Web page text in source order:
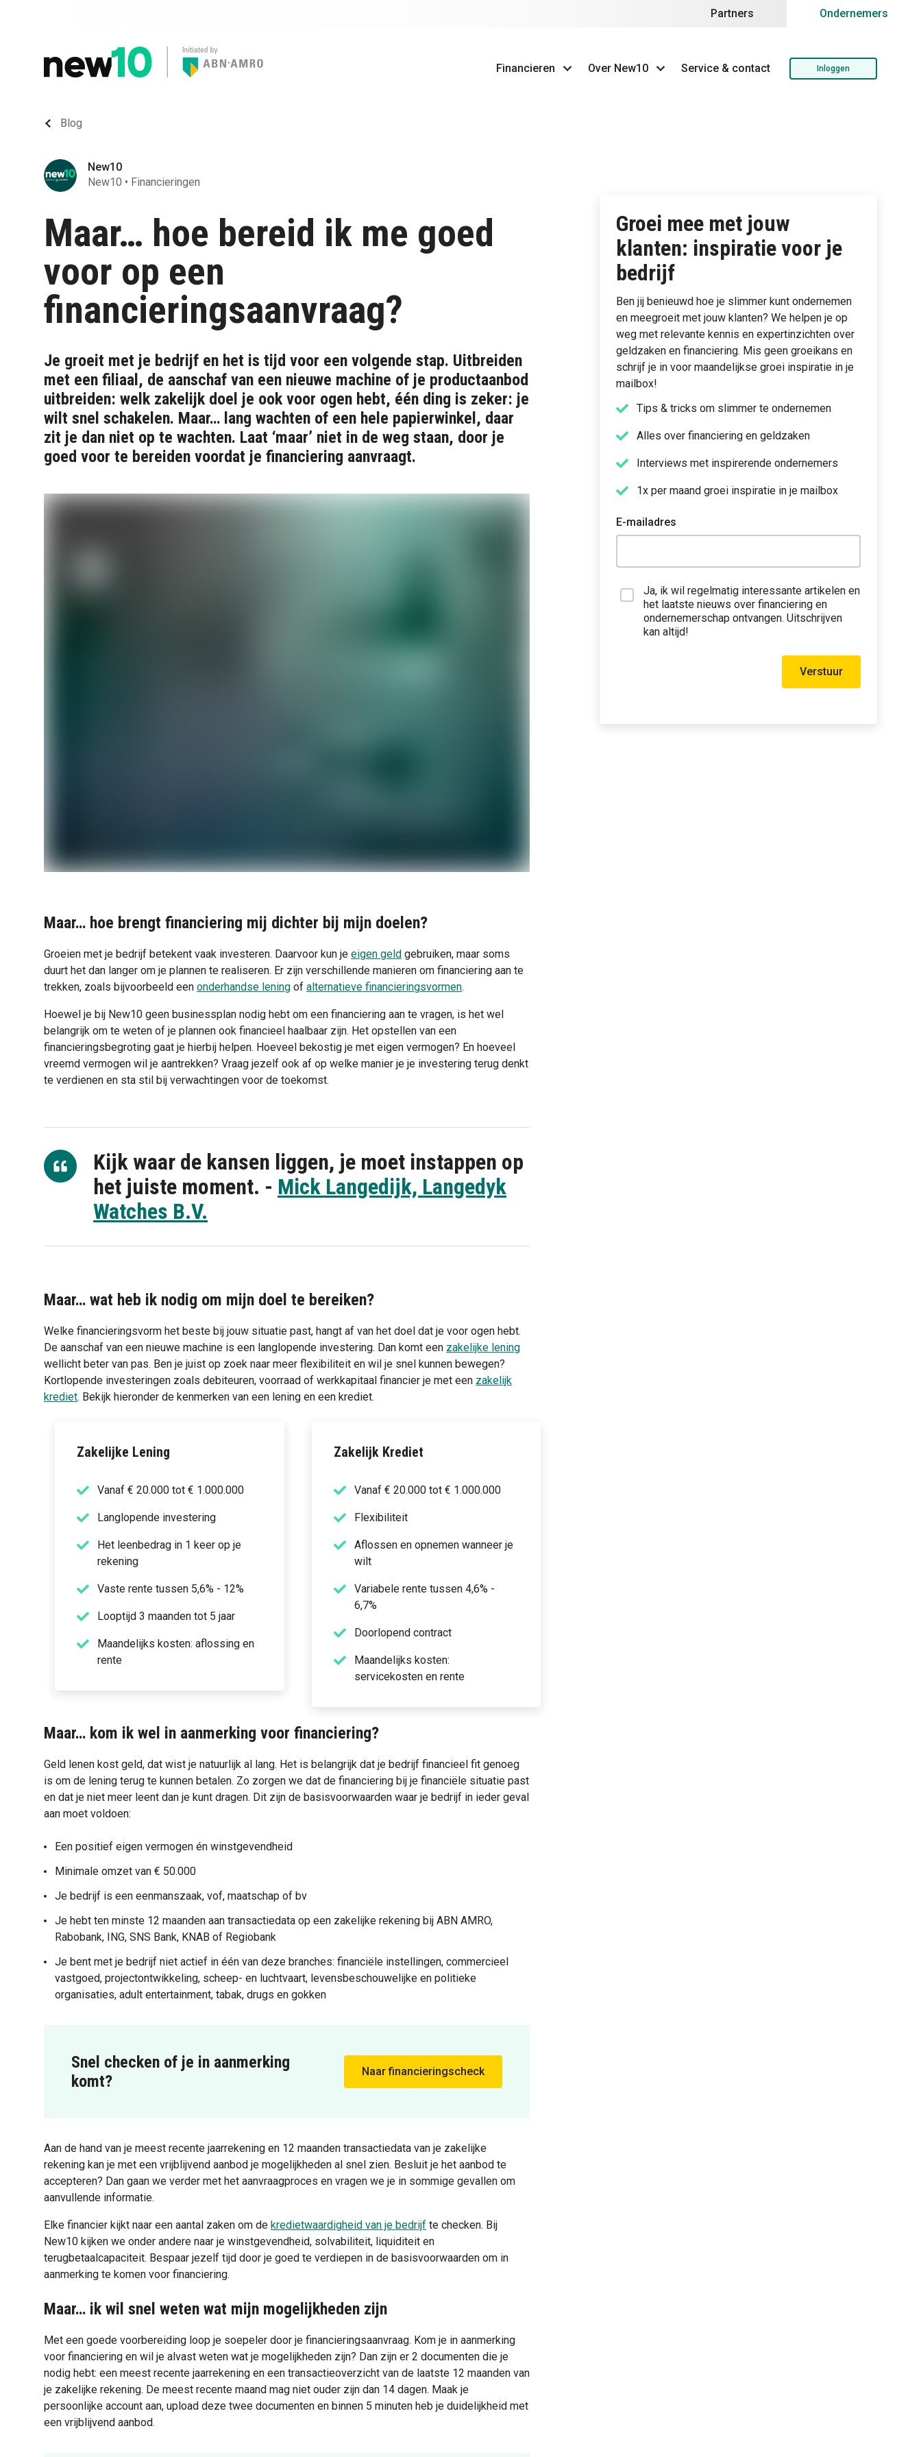
Partners Ondernemers
Financieren Over New10 Service & contact Inloggen
Blog
New10
New10 • Financieringen
Maar… hoe bereid ik me goed
voor op een
financieringsaanvraag?
Je groeit met je bedrijf en het is tijd voor een volgende stap. Uitbreiden
met een filiaal, de aanschaf van een nieuwe machine of je productaanbod
uitbreiden: welk zakelijk doel je ook voor ogen hebt, één ding is zeker: je
wilt snel schakelen. Maar… lang wachten of een hele papierwinkel, daar
zit je dan niet op te wachten. Laat ‘maar’ niet in de weg staan, door je
goed voor te bereiden voordat je financiering aanvraagt.
Maar… hoe brengt financiering mij dichter bij mijn doelen?
Groeien met je bedrijf betekent vaak investeren. Daarvoor kun je eigen geld gebruiken, maar soms
duurt het dan langer om je plannen te realiseren. Er zijn verschillende manieren om financiering aan te
trekken, zoals bijvoorbeeld een onderhandse lening of alternatieve financieringsvormen.
Hoewel je bij New10 geen businessplan nodig hebt om een financiering aan te vragen, is het wel
belangrijk om te weten of je plannen ook financieel haalbaar zijn. Het opstellen van een
financieringsbegroting gaat je hierbij helpen. Hoeveel bekostig je met eigen vermogen? En hoeveel
vreemd vermogen wil je aantrekken? Vraag jezelf ook af op welke manier je je investering terug denkt
te verdienen en sta stil bij verwachtingen voor de toekomst.
Kijk waar de kansen liggen, je moet instappen op
het juiste moment. - Mick Langedijk, Langedyk
Watches B.V.
Maar… wat heb ik nodig om mijn doel te bereiken?
Welke financieringsvorm het beste bij jouw situatie past, hangt af van het doel dat je voor ogen hebt.
De aanschaf van een nieuwe machine is een langlopende investering. Dan komt een zakelijke lening
wellicht beter van pas. Ben je juist op zoek naar meer flexibiliteit en wil je snel kunnen bewegen?
Kortlopende investeringen zoals debiteuren, voorraad of werkkapitaal financier je met een zakelijk
krediet. Bekijk hieronder de kenmerken van een lening en een krediet.
Zakelijke Lening
Vanaf € 20.000 tot € 1.000.000
Langlopende investering
Het leenbedrag in 1 keer op je
rekening
Vaste rente tussen 5,6% - 12%
Looptijd 3 maanden tot 5 jaar
Maandelijks kosten: aflossing en
rente
Zakelijk Krediet
Vanaf € 20.000 tot € 1.000.000
Flexibiliteit
Aflossen en opnemen wanneer je
wilt
Variabele rente tussen 4,6% -
6,7%
Doorlopend contract
Maandelijks kosten:
servicekosten en rente
Maar… kom ik wel in aanmerking voor financiering?
Geld lenen kost geld, dat wist je natuurlijk al lang. Het is belangrijk dat je bedrijf financieel fit genoeg
is om de lening terug te kunnen betalen. Zo zorgen we dat de financiering bij je financiële situatie past
en dat je niet meer leent dan je kunt dragen. Dit zijn de basisvoorwaarden waar je bedrijf in ieder geval
aan moet voldoen:
Een positief eigen vermogen én winstgevendheid
Minimale omzet van € 50.000
Je bedrijf is een eenmanszaak, vof, maatschap of bv
Je hebt ten minste 12 maanden aan transactiedata op een zakelijke rekening bij ABN AMRO,
Rabobank, ING, SNS Bank, KNAB of Regiobank
Je bent met je bedrijf niet actief in één van deze branches: financiële instellingen, commercieel
vastgoed, projectontwikkeling, scheep- en luchtvaart, levensbeschouwelijke en politieke
organisaties, adult entertainment, tabak, drugs en gokken
Snel checken of je in aanmerking
komt?
Naar financieringscheck
Aan de hand van je meest recente jaarrekening en 12 maanden transactiedata van je zakelijke
rekening kan je met een vrijblijvend aanbod je mogelijkheden al snel zien. Besluit je het aanbod te
accepteren? Dan gaan we verder met het aanvraagproces en vragen we je in sommige gevallen om
aanvullende informatie.
Elke financier kijkt naar een aantal zaken om de kredietwaardigheid van je bedrijf te checken. Bij
New10 kijken we onder andere naar je winstgevendheid, solvabiliteit, liquiditeit en
terugbetaalcapaciteit. Bespaar jezelf tijd door je goed te verdiepen in de basisvoorwaarden om in
aanmerking te komen voor financiering.
Maar… ik wil snel weten wat mijn mogelijkheden zijn
Met een goede voorbereiding loop je soepeler door je financieringsaanvraag. Kom je in aanmerking
voor financiering en wil je alvast weten wat je mogelijkheden zijn? Dan zijn er 2 documenten die je
nodig hebt: een meest recente jaarrekening en een transactieoverzicht van de laatste 12 maanden van
je zakelijke rekening. De meest recente maand mag niet ouder zijn dan 14 dagen. Maak je
persoonlijke account aan, upload deze twee documenten en binnen 5 minuten heb je duidelijkheid met
een vrijblijvend aanbod.
Groei mee met jouw
klanten: inspiratie voor je
bedrijf
Ben jij benieuwd hoe je slimmer kunt ondernemen
en meegroeit met jouw klanten? We helpen je op
weg met relevante kennis en expertinzichten over
geldzaken en financiering. Mis geen groeikans en
schrijf je in voor maandelijkse groei inspiratie in je
mailbox!
Tips & tricks om slimmer te ondernemen
Alles over financiering en geldzaken
Interviews met inspirerende ondernemers
1x per maand groei inspiratie in je mailbox
E-mailadres
Ja, ik wil regelmatig interessante artikelen en
het laatste nieuws over financiering en
ondernemerschap ontvangen. Uitschrijven
kan altijd!
Verstuur